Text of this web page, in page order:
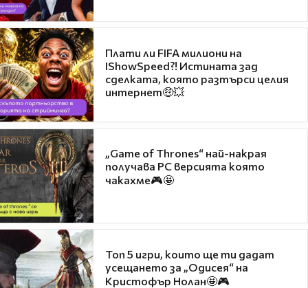
Плати ли FIFA милиони на
IShowSpeed?! Истината зад
сделката, която разтърси целия
интернет🤑💥
„Game of Thrones“ най-накрая
получава PC версията която
чакахме🎮🤩
Топ 5 игри, които ще ти дадат
усещането за „Одисея“ на
Кристофър Нолан🤩🎮